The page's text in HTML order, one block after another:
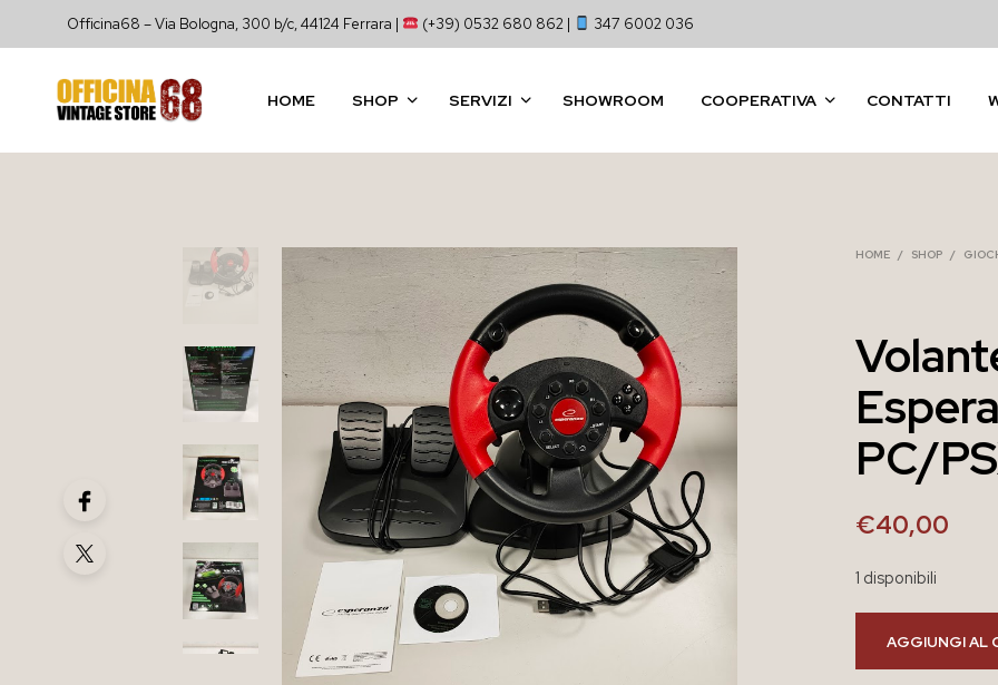
Officina68 – Via Bologna, 300 b/c, 44124 Ferrara | (+39) 0532 680 862 | 347 6002 036
HOME SHOP SERVIZI SHOWROOM COOPERATIVA CONTATTI
HOME / SHOP /
PC/
€40,00
1 disponibili
AGGIUNGI AL